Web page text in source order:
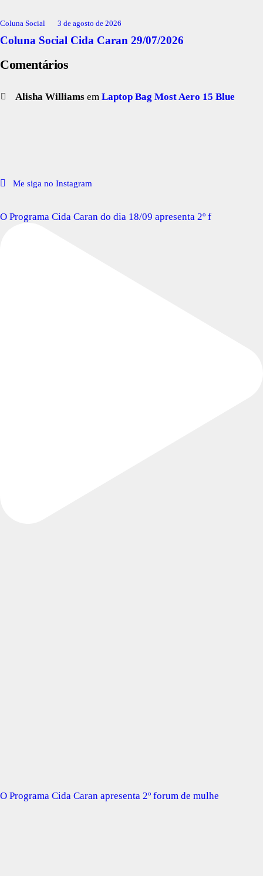
Coluna Social 3 de agosto de 2026
Coluna Social Cida Caran 29/07/2026
Comentários
Alisha Williams emLaptop Bag Most Aero 15 Blue
Me siga no Instagram
O Programa Cida Caran do dia 18/09 apresenta 2º f
O Programa Cida Caran apresenta 2º forum de mulhe